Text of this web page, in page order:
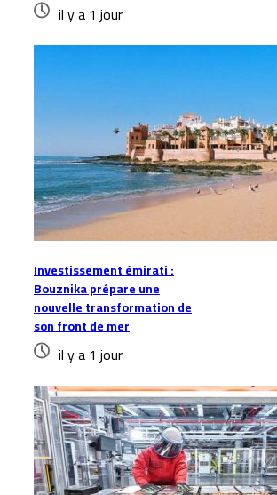
il y a 1 jour
Investissement émirati :
Bouznika prépare une
nouvelle transformation de
son front de mer
il y a 1 jour